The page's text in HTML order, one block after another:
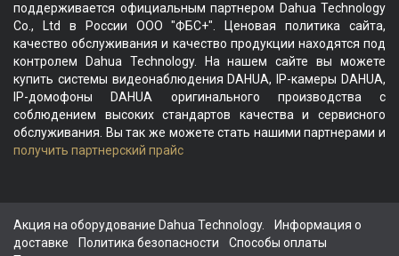
поддерживается официальным партнером Dahua Technology
Co., Ltd в России ООО "ФБС+". Ценовая политика сайта,
качество обслуживания и качество продукции находятся под
контролем Dahua Technology. На нашем сайте вы можете
купить системы видеонаблюдения DAHUA, IP-камеры DAHUA,
IP-домофоны DAHUA оригинального производства с
соблюдением высоких стандартов качества и сервисного
обслуживания. Вы так же можете стать нашими партнерами и
получить партнерский прайс
Акция на оборудование Dahua Technology.
Информация о
доставке
Политика безопасности
Способы оплаты